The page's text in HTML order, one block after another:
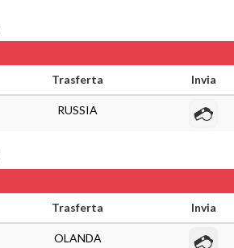
Trasferta Invia
RUSSIA
Trasferta Invia
OLANDA